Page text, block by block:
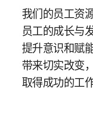
我们​的​员工​资
员工​的​成长​与​
提升​意识​和​赋​
带来​切实​改变
取得​成功​的​工